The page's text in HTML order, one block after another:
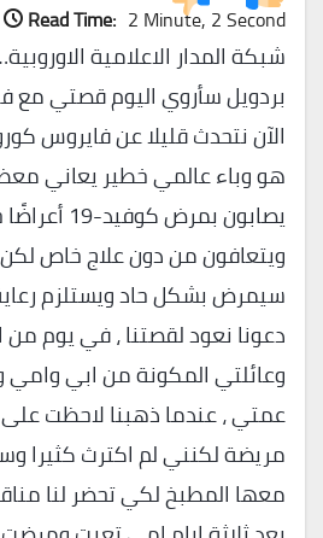
Read Time: 2 Minute, 2 Second
شبكة المدار الاعلامية
بردويل سأروي اليوم قصتي مع
الآن نتحدث قليلا عن فايروس
هو وباء عالمي خطير يعاني
يصابون
ويتعافون من دون علاج خاص
سيمرض بشكل حاد ويستلزم
دعونا نعود لقصتنا ، في يوم من
وعائلتي المكونة من ابي وامي
عمتي ، عندما ذهبنا لاحظت
مريضة لكنني لم اكترث كثيرا
معها المطبخ لكي تحضر لنا